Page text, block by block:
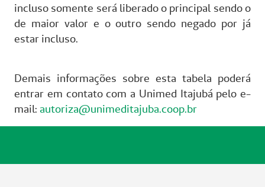
incluso somente será liberado o principal sendo o
de maior valor e o outro sendo negado por já
estar incluso.
Demais informações sobre esta tabela poderá
entrar em contato com a Unimed Itajubá pelo e-
mail: autoriza@unimeditajuba.coop.br